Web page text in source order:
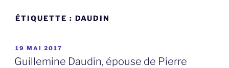
ÉTIQUETTE : DAUDIN
PUBLIÉ
LE
19 MAI 2017
Guillemine Daudin, épouse de Pierre